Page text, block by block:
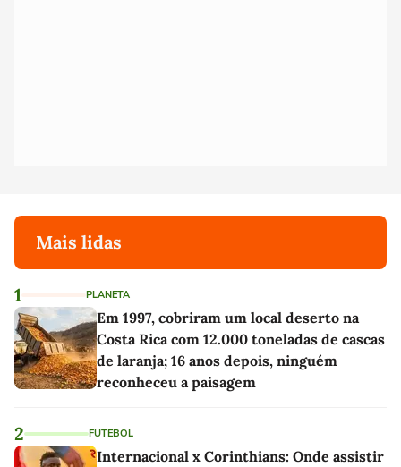
Mais lidas
1 PLANETA
Em 1997, cobriram um local deserto na
Costa Rica com 12.000 toneladas de cascas
de laranja; 16 anos depois, ninguém
reconheceu a paisagem
2 FUTEBOL
Internacional x Corinthians: Onde assistir